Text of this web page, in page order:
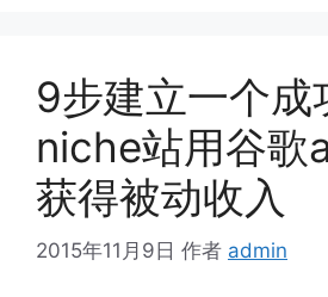
9步建立一个成
niche站用谷歌
获得被动收入
2015年11月9日 作者 admin